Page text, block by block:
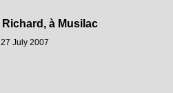
Richard, à Musilac
27 July 2007